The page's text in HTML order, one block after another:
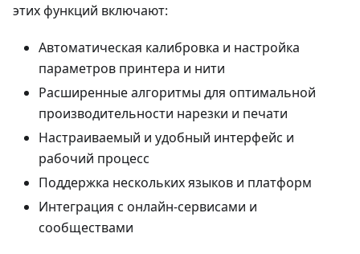
этих функций включают:
Автоматическая калибровка и настройка
параметров принтера и нити
Расширенные алгоритмы для оптимальной
производительности нарезки и печати
Настраиваемый и удобный интерфейс и
рабочий процесс
Поддержка нескольких языков и платформ
Интеграция с онлайн-сервисами и
сообществами